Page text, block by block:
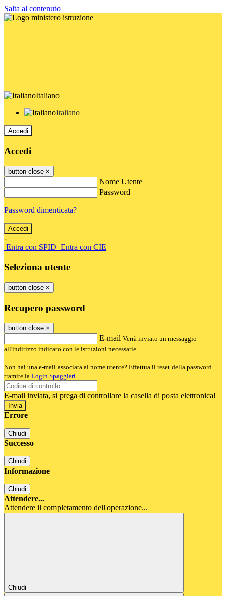
Salta al contenuto
Italiano
Italiano
Accedi
Accedi
button close ×
Nome Utente
Password
Password dimenticata?
-
Entra con SPID Entra con CIE
Seleziona utente
button close ×
Recupero password
button close ×
E-mail Verrà inviato un messaggio
all'indirizzo indicato con le istruzioni necessarie.
Non hai una e-mail associata al nome utente? Effettua il reset della password
tramite la Login Spaggiari
E-mail inviata, si prega di controllare la casella di posta elettronica!
Errore
Chiudi
Successo
Chiudi
Informazione
Chiudi
Attendere...
Attendere il completamento dell'operazione...
Chiudi